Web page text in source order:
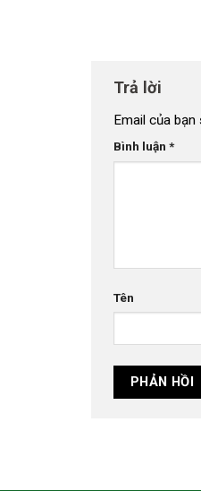
Trả lời
Email của
Bình luận *
Tên